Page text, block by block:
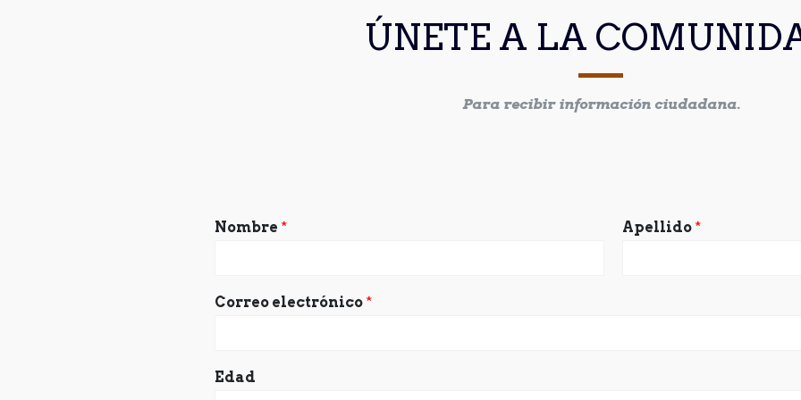
ÚNETE A LA
Para recibir información ciudadana.
Nombre * Apellido *
Correo electrónico *
Edad